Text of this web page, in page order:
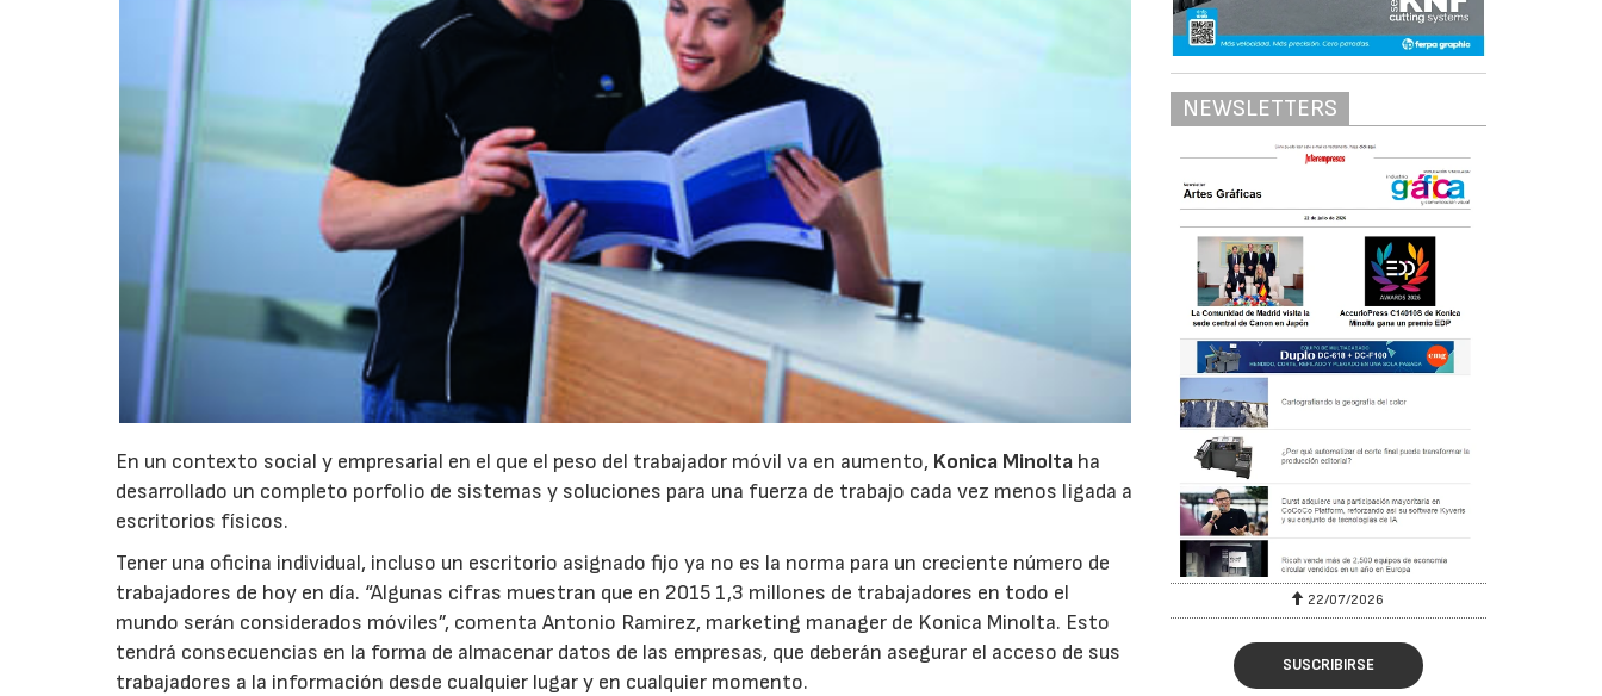
En un contexto social y empresarial en el que el peso del trabajador móvil va en aumento, Konica Minolta ha
desarrollado un completo porfolio de sistemas y soluciones para una fuerza de trabajo cada vez menos ligada a
escritorios físicos.
Tener una oficina individual, incluso un escritorio asignado fijo ya no es la norma para un creciente número de
trabajadores de hoy en día. “Algunas cifras muestran que en 2015 1,3 millones de trabajadores en todo el
mundo serán considerados móviles”, comenta Antonio Ramirez, marketing manager de Konica Minolta. Esto
tendrá consecuencias en la forma de almacenar datos de las empresas, que deberán asegurar el acceso de sus
trabajadores a la información desde cualquier lugar y en cualquier momento.
NEWSLETTERS
22/07/2026 29/07/2026 22/07/2026
SUSCRIBIRSE